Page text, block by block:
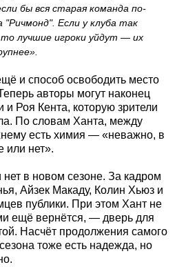
бы вся старая команда по-
"Ричмонд". Если у клуба так
лучшие игроки уйдут — их
и способ освободить место
авторы могут наконец
и Роя Кента, которую зрители
По словам Ханта, между
есть химия — «неважно, в
или нет».
в новом сезоне. За кадром
Айзек Макаду, Колин Хьюз и
публики. При этом Хант не
ещё вернётся, — дверь для
Насчёт продолжения самого
тоже есть надежда, но